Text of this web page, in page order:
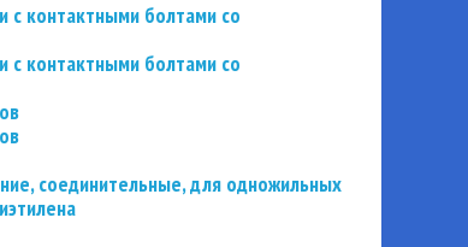
с контактными болтами со
с контактными болтами со
соединительные, для одножильных